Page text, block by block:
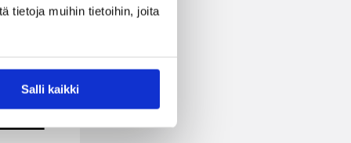
tietoja muihin tietoihin, joita
Salli kaikki